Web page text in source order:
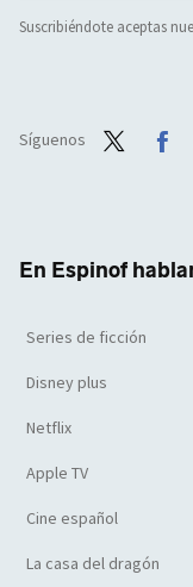
Suscribiéndote aceptas
Síguenos
En Espinof
Series de ficción
Disney plus
Netflix
Apple TV
Cine español
La casa del dragón